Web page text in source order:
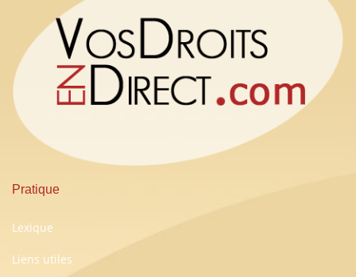
Pratique
Lexique
Liens utiles